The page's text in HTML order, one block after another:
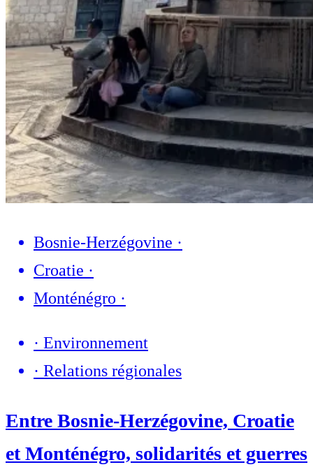
Bosnie-Herzégovine ·
Croatie ·
Monténégro ·
· Environnement
· Relations régionales
Entre Bosnie-Herzégovine, Croatie
et Monténégro, solidarités et guerres